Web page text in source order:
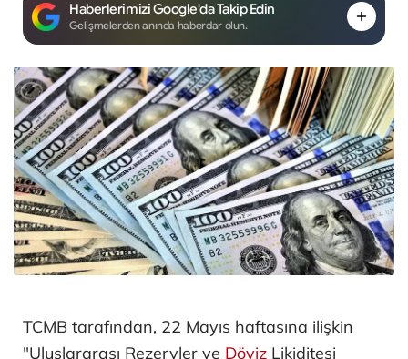
Haberlerimizi Google'da Takip Edin
Gelişmelerden anında haberdar olun.
TCMB tarafından, 22 Mayıs haftasına ilişkin
"Uluslararası Rezervler ve Döviz Likiditesi